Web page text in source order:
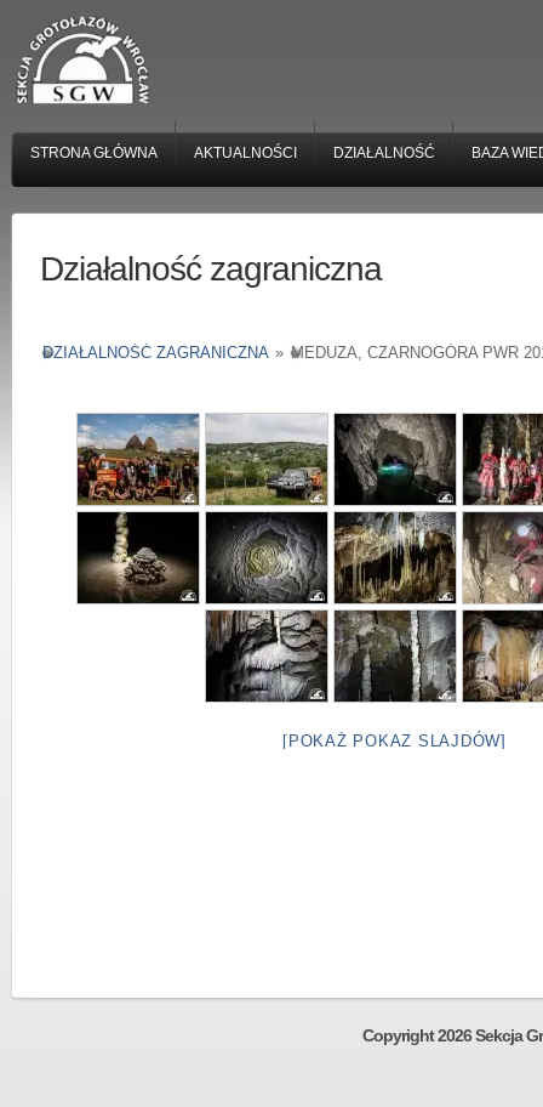
STRONA GŁÓWNA AKTUALNOŚCI DZIAŁALNOŚĆ BAZA
Działalność zagraniczna
DZIAŁALNOŚĆ ZAGRANICZNA » MEDUZA, CZARNOGÓRA PWR
[POKAŻ POKAZ SLAJDÓW]
Copyright 2026 Sekcja